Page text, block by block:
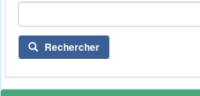
Rechercher